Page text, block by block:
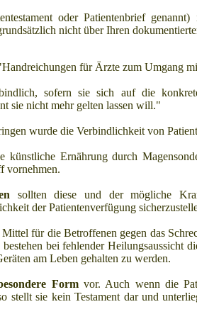
oder Patientenbrief
nicht über Ihren
für Ärzte zum Umgang
sofern sie sich auf die
sie nicht mehr gelten lassen will."
wurde die Verbindlichkeit von
Ernährung durch
vornehmen.
sollten diese und der mögliche
der Patientenverfügung
für die Betroffenen gegen das
bei fehlender Heilungsaussicht
am Leben gehalten zu werden.
Formvor. Auch wenn die
stellt sie kein Testament dar und